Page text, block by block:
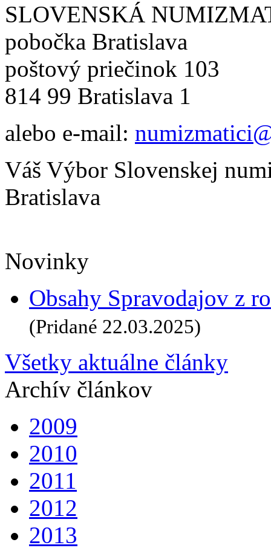
SLOVENSKÁ
pobočka Bratislava
poštový priečinok 103
814 99 Bratislava 1
alebo e-mail:
Váš Výbor Slovenskej
Bratislava
Novinky
Obsahy Spravodajov z
(Pridané 22.03.2025)
Všetky aktuálne články
Archív článkov
2009
2010
2011
2012
2013